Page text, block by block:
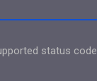
status code